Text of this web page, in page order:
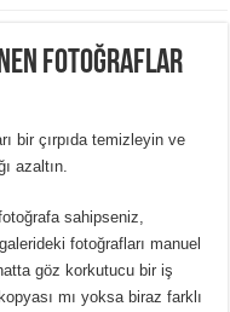
Fotoğraflar
bir çırpıda temizleyin ve
azaltın.
sahipseniz,
fotoğrafları manuel
göz korkutucu bir iş
mı yoksa biraz farklı